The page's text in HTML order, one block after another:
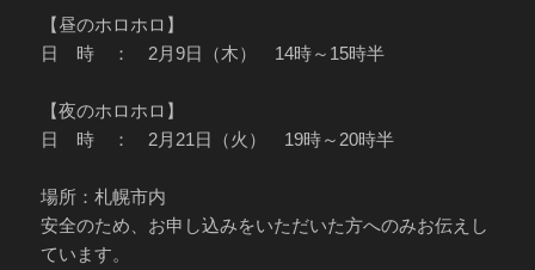
【昼のホロホロ】
日 時 ： 2月9日（木） 14時～15時半
【夜のホロホロ】
日 時 ： 2月21日（火） 19時～20時半
場所：札幌市内
安全のため、お申し込みをいただいた方へのみお伝えし
ています。